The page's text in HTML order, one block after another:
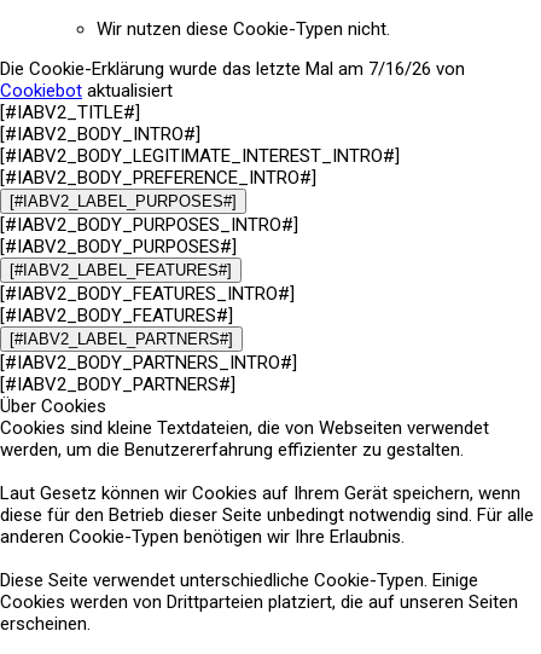
Wir nutzen diese Cookie-Typen nicht.
Die Cookie-Erklärung wurde das letzte Mal am 7/16/26 von
Cookiebot aktualisiert
[#IABV2_TITLE#]
[#IABV2_BODY_INTRO#]
[#IABV2_BODY_LEGITIMATE_INTEREST_INTRO#]
[#IABV2_BODY_PREFERENCE_INTRO#]
[#IABV2_LABEL_PURPOSES#]
[#IABV2_BODY_PURPOSES_INTRO#]
[#IABV2_BODY_PURPOSES#]
[#IABV2_LABEL_FEATURES#]
[#IABV2_BODY_FEATURES_INTRO#]
[#IABV2_BODY_FEATURES#]
[#IABV2_LABEL_PARTNERS#]
[#IABV2_BODY_PARTNERS_INTRO#]
[#IABV2_BODY_PARTNERS#]
Über Cookies
Cookies sind kleine Textdateien, die von Webseiten verwendet
werden, um die Benutzererfahrung effizienter zu gestalten.
Laut Gesetz können wir Cookies auf Ihrem Gerät speichern, wenn
diese für den Betrieb dieser Seite unbedingt notwendig sind. Für alle
anderen Cookie-Typen benötigen wir Ihre Erlaubnis.
Diese Seite verwendet unterschiedliche Cookie-Typen. Einige
Cookies werden von Drittparteien platziert, die auf unseren Seiten
erscheinen.